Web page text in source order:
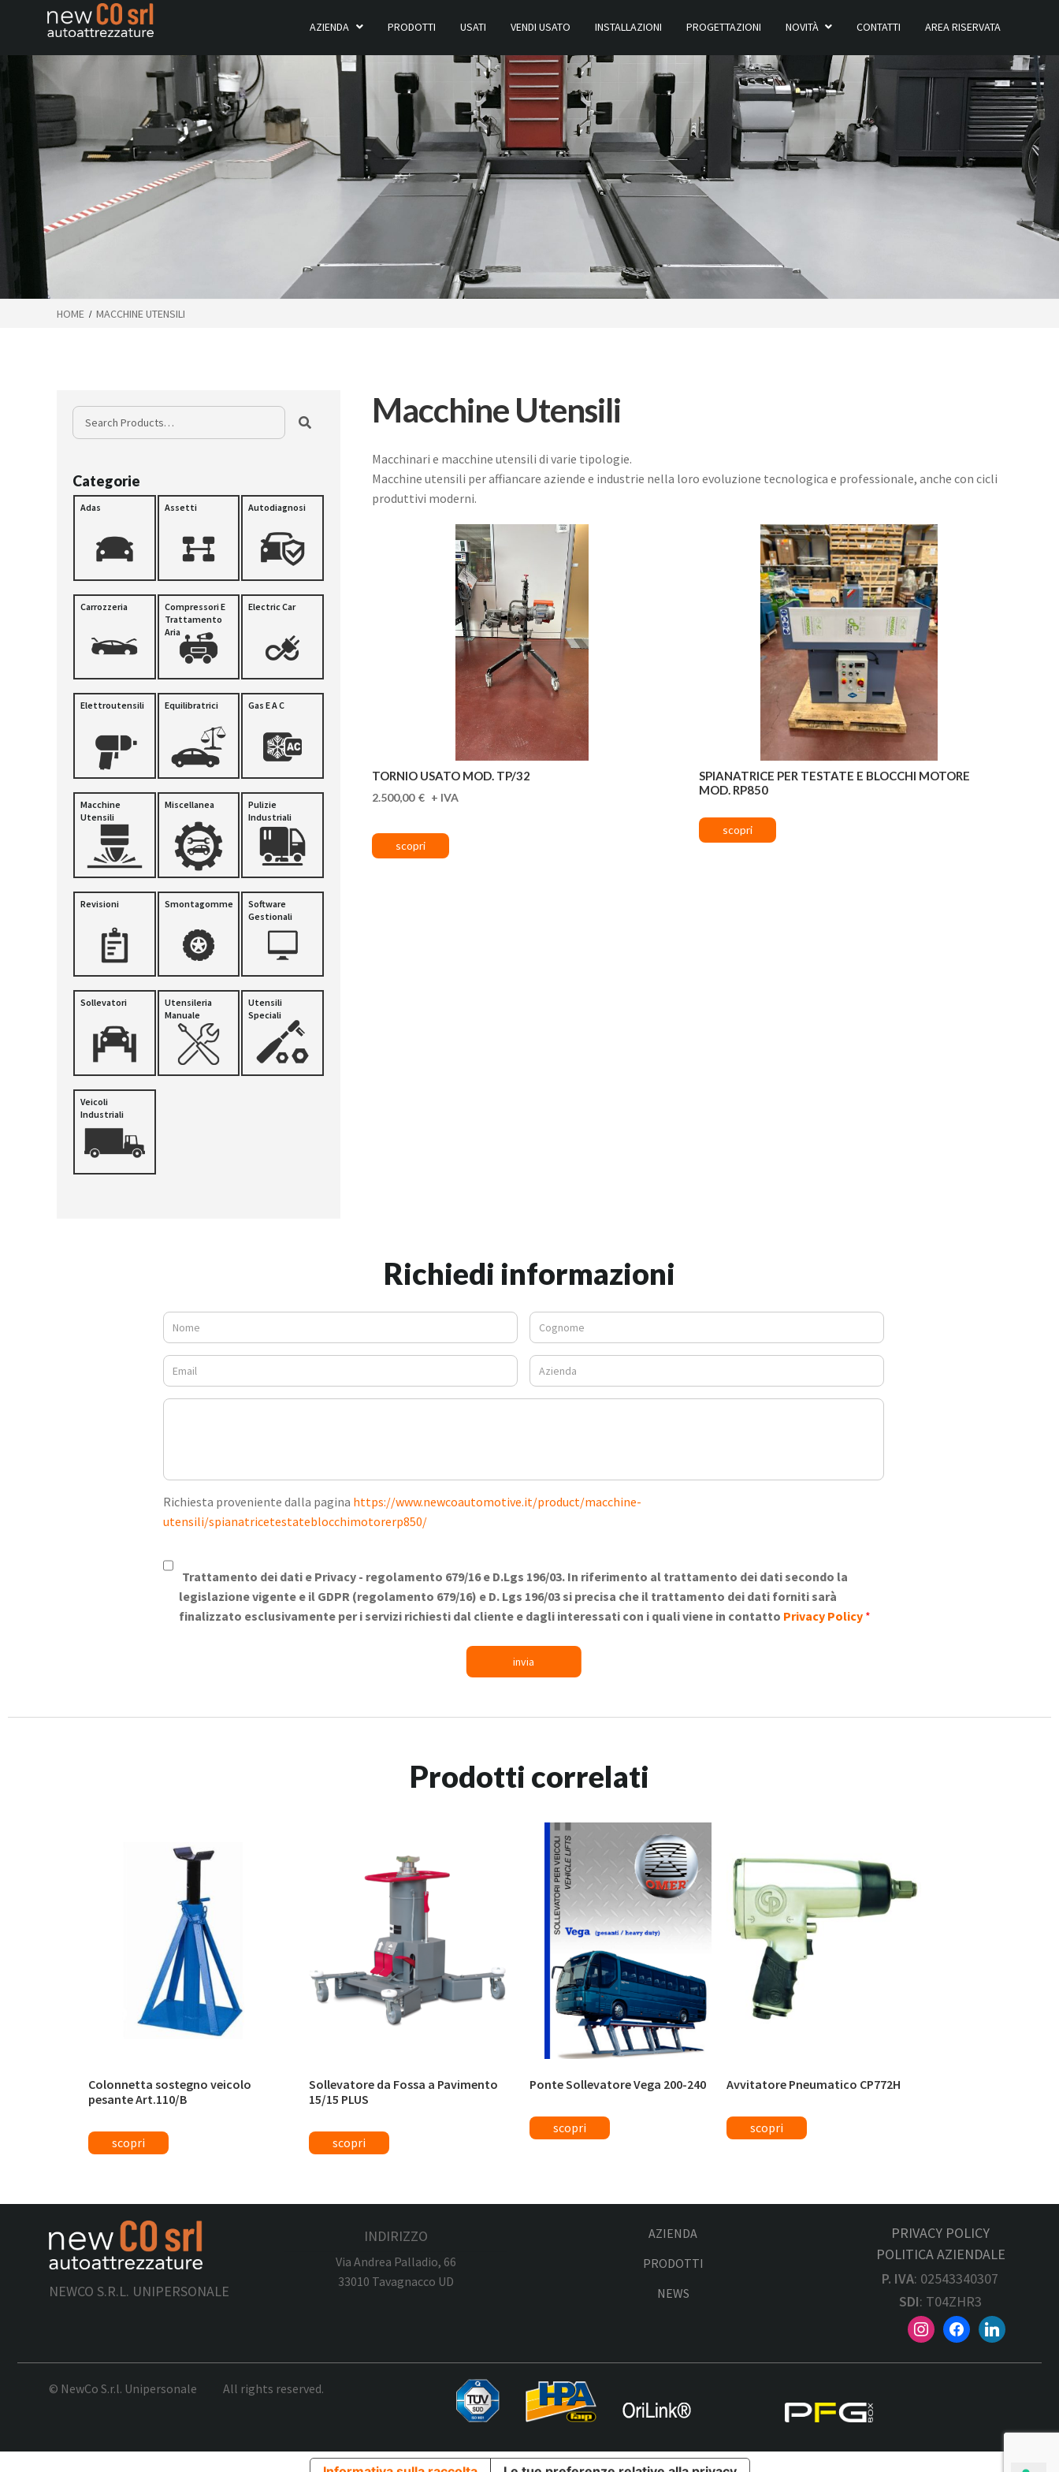
AZIENDA PRODOTTI USATI VENDI USATO INSTALLAZIONI PROGETTAZIONI NOVITÀ CONTATTI AREA RISERVATA
HOME MACCHINE UTENSILI
Categorie
Adas Assetti Autodiagnosi
Carrozzeria
Compressori E
Trattamento
Aria
Electric Car
Elettroutensili Equilibratrici Gas E A C
Macchine
Utensili
Miscellanea
Pulizie
Industriali
Revisioni Smontagomme
Software
Gestionali
Sollevatori
Utensileria
Manuale
Utensili
Speciali
Veicoli
Industriali
Macchine Utensili
Macchinari e macchine utensili di varie tipologie.
Macchine utensili per affiancare aziende e industrie nella loro evoluzione tecnologica e professionale, anche con cicli
produttivi moderni.
TORNIO USATO MOD. TP/32
2.500,00 €
SPIANATRICE PER TESTATE E BLOCCHI MOTORE
MOD. RP850
Richiedi informazioni
Richiesta proveniente dalla pagina https://www.newcoautomotive.it/product/macchine-
utensili/spianatricetestateblocchimotorerp850/
Trattamento dei dati e Privacy - regolamento 679/16 e D.Lgs 196/03. In riferimento al trattamento dei dati secondo la
legislazione vigente e il GDPR (regolamento 679/16) e D. Lgs 196/03 si precisa che il trattamento dei dati forniti sarà
finalizzato esclusivamente per i servizi richiesti dal cliente e dagli interessati con i quali viene in contatto Privacy Policy *
Prodotti correlati
Colonnetta sostegno veicolo
pesante Art.110/B
Sollevatore da Fossa a Pavimento
15/15 PLUS
Ponte Sollevatore Vega 200-240 Avvitatore Pneumatico CP772H
NEWCO S.R.L. UNIPERSONALE
INDIRIZZO
Via Andrea Palladio, 66
33010 Tavagnacco UD
AZIENDA
PRODOTTI
NEWS
PRIVACY POLICY
POLITICA AZIENDALE
P. IVA: 02543340307
SDI: T04ZHR3
© NewCo S.r.l. Unipersonale All rights reserved.